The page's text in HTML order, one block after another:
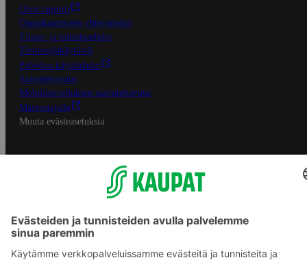
Oiva-raportit
Osuuskauppojen yhteystiedot
Tilaus- ja toimitusehdot
Tietosuojakäytäntö
Palvelun käyttöehdot
Saavutettavuus
Mobiilisovelluksen saavutettavuus
Mainostajalle
Muuta evästeasetuksia
S-ryhmän palvelut
Asiakasomistajuus